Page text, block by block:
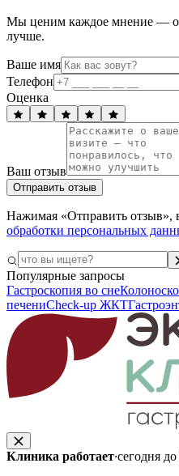
Мы ценим каждое мнение —
лучше.
Ваше имя
Телефон
Оценка
Ваш отзыв
Отправить отзыв
Нажимая «Отправить отзыв»,
обработки персональных
Популярные запросы
Гастроскопия во сне
печениCheck-up ЖКТ
Клиника работает·сегодня